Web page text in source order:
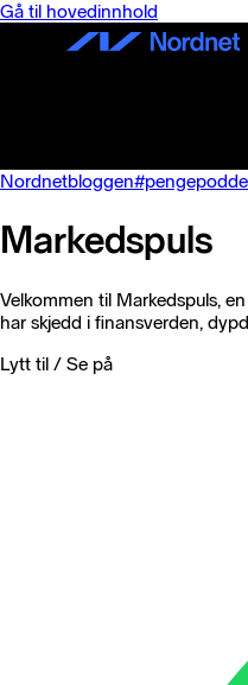
Gå til hovedinnhold
Nordnetbloggen
Markedspuls
Velkommen til Markedspuls,
har skjedd i finansverden,
Lytt til / Se på